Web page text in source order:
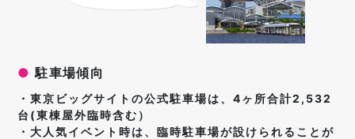
● 駐車場傾向
・東京ビッグサイトの公式駐車場は、4ヶ所合計2,532
台(東棟屋外臨時含む）
・大人気イベント時は、臨時駐車場が設けられることが